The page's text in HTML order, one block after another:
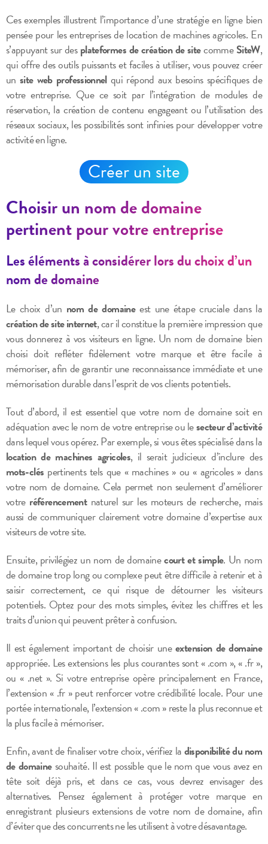
Ces exemples illustrent l’importance d’une stratégie en ligne bien
pensée pour les entreprises de location de machines agricoles. En
s’appuyant sur desplateformes de création de sitecommeSiteW,
qui offre des outils puissants et faciles à utiliser, vous pouvez créer
unsite web professionnelqui répond aux besoins spécifiques de
votre entreprise. Que ce soit par l’intégration de modules de
réservation, la création de contenu engageant ou l’utilisation des
réseaux sociaux, les possibilités sont infinies pour développer votre
activité en ligne.
Créer un site
Choisir un nom de domaine
pertinent pour votre entreprise
Les éléments à considérer lors du choix d’un
nom de domaine
Le choix d’un nom de domaineest une étape cruciale dans la
création de site internet, car il constitue la première impression que
vous donnerez à vos visiteurs en ligne. Un nom de domaine bien
choisi doit refléter fidèlement votre marque et être facile à
mémoriser, afin de garantir une reconnaissance immédiate et une
mémorisation durable dans l’esprit de vos clients potentiels.
Tout d’abord, il est essentiel que votre nom de domaine soit en
adéquation avec le nom de votre entreprise ou lesecteur d’activité
dans lequel vous opérez. Par exemple, si vous êtes spécialisé dans la
location de machines agricoles, il serait judicieux d’inclure des
mots-clés pertinents tels que « machines » ou « agricoles » dans
votre nom de domaine. Cela permet non seulement d’améliorer
votre référencementnaturel sur les moteurs de recherche, mais
aussi de communiquer clairement votre domaine d’expertise aux
visiteurs de votre site.
Ensuite, privilégiez un nom de domainecourt et simple. Un nom
de domaine trop long ou complexe peut être difficile à retenir et à
saisir correctement, ce qui risque de détourner les visiteurs
potentiels. Optez pour des mots simples, évitez les chiffres et les
traits d’union qui peuvent prêter à confusion.
Il est également important de choisir uneextension de domaine
appropriée. Les extensions les plus courantes sont « .com », « .fr »,
ou « .net ». Si votre entreprise opère principalement en France,
l’extension « .fr » peut renforcer votre crédibilité locale. Pour une
portée internationale, l’extension « .com » reste la plus reconnue et
la plus facile à mémoriser.
Enfin, avant de finaliser votre choix, vérifiez ladisponibilité du nom
de domainesouhaité. Il est possible que le nom que vous avez en
tête soit déjà pris, et dans ce cas, vous devrez envisager des
alternatives. Pensez également à protéger votre marque en
enregistrant plusieurs extensions de votre nom de domaine, afin
d’éviter que des concurrents ne les utilisent à votre désavantage.